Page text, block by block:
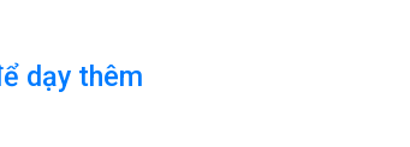
dạy thêm